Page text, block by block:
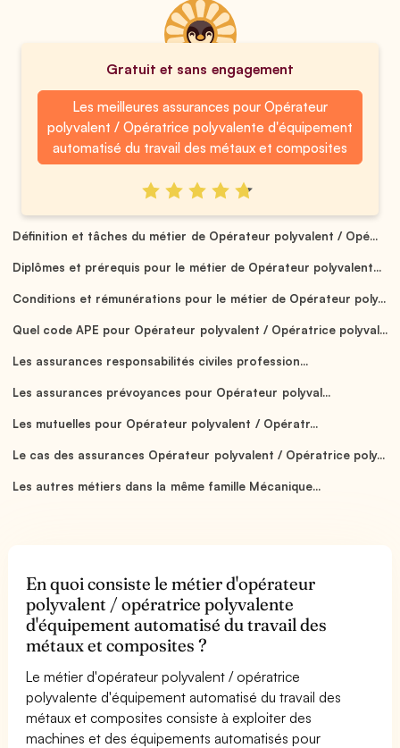
Gratuit et sans engagement
Les meilleures assurances pour Opérateur
polyvalent / Opératrice polyvalente d'équipement
automatisé du travail des métaux et composites
Définition et tâches du métier de Opérateur polyvalent / Opé...
Diplômes et prérequis pour le métier de Opérateur polyvalent...
Conditions et rémunérations pour le métier de Opérateur poly...
Quel code APE pour Opérateur polyvalent / Opératrice polyval...
Les assurances responsabilités civiles profession...
Les assurances prévoyances pour Opérateur polyval...
Les mutuelles pour Opérateur polyvalent / Opératr...
Le cas des assurances Opérateur polyvalent / Opératrice poly...
Les autres métiers dans la même famille Mécanique...
En quoi consiste le métier d'opérateur
polyvalent / opératrice polyvalente
d'équipement automatisé du travail des
métaux et composites ?
Le métier d'opérateur polyvalent / opératrice
polyvalente d'équipement automatisé du travail des
métaux et composites consiste à exploiter des
machines et des équipements automatisés pour